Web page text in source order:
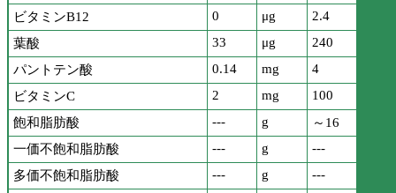
ビタミンB12
0 μg
2.4
葉酸
33 μg
240
パントテン酸
0.14 mg
4
ビタミンC
2 mg
100
飽和脂肪酸
--- g
～16
一価不飽和脂肪酸
--- g
---
多価不飽和脂肪酸
--- g
---